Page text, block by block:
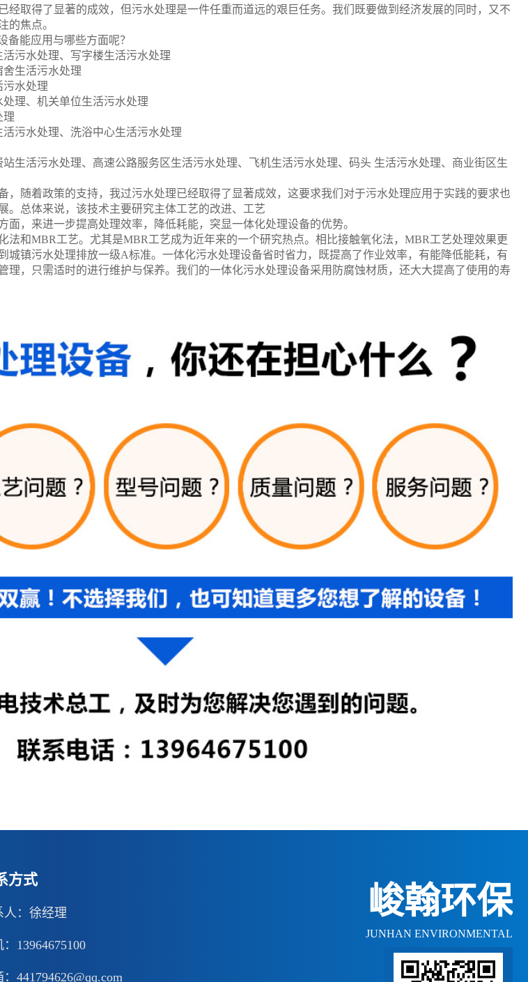
经取得了显著的成效，但污水处理是一件任重而道远的艰巨任务。我们既要做到经济发展的同时，又不
的焦点。
备能应用与哪些方面呢？
污水处理、写字楼生活污水处理
生活污水处理
污水处理
理、机关单位生活污水处理
理
污水处理、洗浴中心生活污水处理
生活污水处理、高速公路服务区生活污水处理、飞机生活污水处理、码头 生活污水处理、商业街区生
，随着政策的支持，我过污水处理已经取得了显著成效，这要求我们对于污水处理应用于实践的要求也
。总体来说，该技术主要研究主体工艺的改进、工艺
面，来进一步提高处理效率，降低耗能，突显一体化处理设备的优势。
法和MBR工艺。尤其是MBR工艺成为近年来的一个研究热点。相比接触氧化法， MBR工艺处理效果更
城镇污水处理排放一级A标准。一体化污水处理设备省时省力，既提高了作业效率，有能降低能耗，有
理，只需适时的进行维护与保养。我们的一体化污水处理设备采用防腐蚀材质，还大大提高了使用的寿
方式
人：徐经理
：13964675100
：441794626@qq.com
峻翰环保
JUNHAN ENVIRONMENTAL